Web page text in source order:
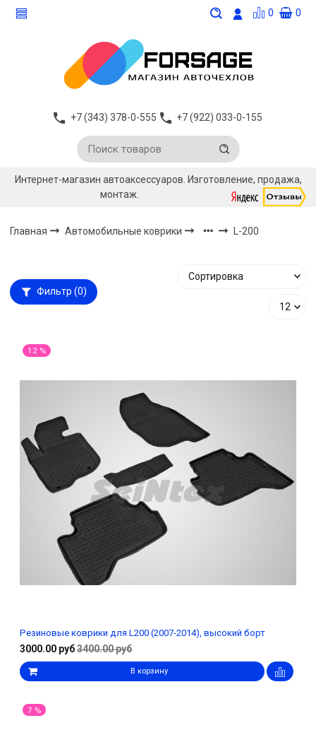
0 0
+7 (343) 378-0-555 +7 (922) 033-0-155
Интернет-магазин автоаксессуаров. Изготовление, продажа,
монтаж.
Главная Автомобильные коврики L-200
Фильтр (0)
12 %
Резиновые коврики для L200 (2007-2014), высокий борт
3000.00 руб3400.00 руб
В корзину
7 %